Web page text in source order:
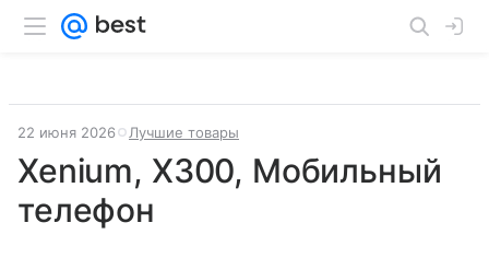
22 июня 2026 Лучшие товары
Xenium, X300, Мобильный
телефон